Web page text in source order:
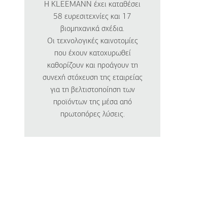
Η KLEEMANN έχει καταθέσει
58 ευρεσιτεχνίες και 17
βιομηχανικά σχέδια.
Οι τεχνολογικές καινοτομίες
που έχουν κατοχυρωθεί
καθορίζουν και προάγουν τη
συνεχή στόχευση της εταιρείας
για τη βελτιστοποίηση των
προϊόντων της μέσα από
πρωτοπόρες λύσεις.